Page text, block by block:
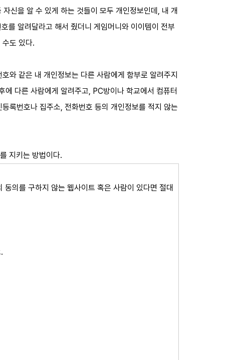
신을 알 수 있게 하는 것들이 모두 개인정보인데, 내 개
를 알려달라고 해서 줬더니 게임머니와 이이템이 전부
도 있다.
와 같은 내 개인정보는 다른 사람에게 함부로 알려주지
다른 사람에게 알려주고, PC방이나 학교에서 컴퓨터
록번호나 집주소, 전화번호 등의 개인정보를 적지 않는
지키는 방법이다.
의를 구하지 않는 웹사이트 혹은 사람이 있다면 절대